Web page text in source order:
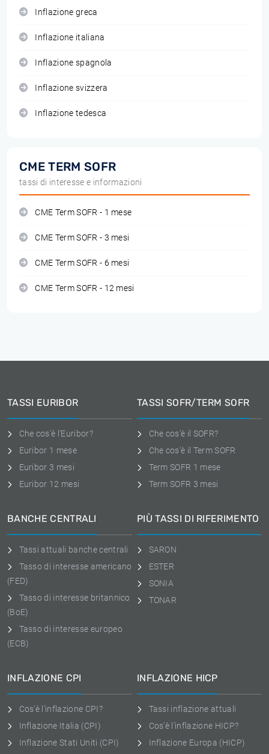
Inflazione greca
Inflazione italiana
Inflazione spagnola
Inflazione svizzera
Inflazione tedesca
CME TERM SOFR
tassi di interesse e informazioni
CME Term SOFR - 1 mese
CME Term SOFR - 3 mesi
CME Term SOFR - 6 mesi
CME Term SOFR - 12 mesi
TASSI EURIBOR
Che cos'è l'Euribor?
Euribor 1 mese
Euribor 3 mesi
Euribor 12 mesi
TASSI SOFR/TERM SOFR
Che cos'è il SOFR?
Che cos'è il Term SOFR
Term SOFR 1 mese
Term SOFR 3 mesi
BANCHE CENTRALI
Tassi attuali banche centrali
Tasso di interesse americano
(FED)
Tasso di interesse britannico
(BoE)
Tasso di interesse europeo
(ECB)
PIÙ TASSI DI RIFERIMENTO
SARON
ESTER
SONIA
TONAR
INFLAZIONE CPI
Cos'è l'inflazione CPI?
Inflazione Italia (CPI)
Inflazione Stati Uniti (CPI)
INFLAZIONE HICP
Tassi inflazione attuali
Cos'è l'inflazione HICP?
Inflazione Europa (HICP)